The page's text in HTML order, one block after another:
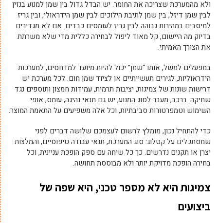
ולא מהמערכת שצריכה את החומר. יש הבדל גדול בין שמן למנוע בנזין
לבין שמן דיזל, בין שמן לתיבת הילוכים לבין שמן הידראולי, ובין גריז
למיסבים במהירות גבוהה לבין גריז לעומסים כבדים. אם לא מגדירים
בדיוק מה היישום, קל מאוד ליפול לבחירה כללית מדי שלא משרתת
את הצורך האמיתי.
במפעלים למשל, אותו “שמן” יכול להיות מיועד למדחסים, למערכות
הידראוליות, לגירים תעשייתיים או לציוד שמן חום. לכל מערכת יש
דרישות שונות של צמיגות, יציבות תרמית, עמידות חמצון ותוספים נגד
שחיקה. ברכב, מעבר לסוג המנוע, יש גם תנאי נהיגה, עומס, אופי
השימוש וטמפרטורות סביבתיות, וכל אלה משפיעים על התאמת המוצר.
כדי להתחיל נכון, מומלץ לרשום לעצמכם שלושה דברים לפני
שמסתכלים על קטלוג: סוג המערכת, תנאי עבודה טיפוסיים, והמלצות
יצרן או תקנים נדרשים. כך כל שיחה עם ספק הופכת עניינית, וכל
בחירה הופכת מדויקת יותר ולא מבוססת תחושה.
צמיגות היא לא מספר טכני, היא שפה של
ביצועים